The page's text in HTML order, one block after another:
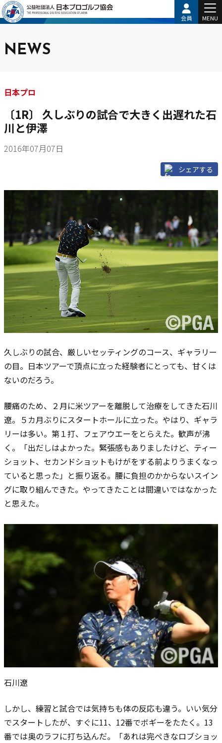
会員 MENU
NEWS
日本プロ
〔1R〕 久しぶりの試合で大きく出遅れた石
川と伊澤
2016年07月07日
シェアする
久しぶりの試合、厳しいセッティングのコース、ギャラリー
の目。日本ツアーで頂点に立った経験者にとっても、甘くは
ないのだろう。
腰痛のため、２月に米ツアーを離脱して治療をしてきた石川
遼。５カ月ぶりにスタートホールに立った。やはり、ギャラ
リーは多い。第１打、フェアウエーをとらえた。歓声が沸
く。「出だしはよかった。緊張感もありましたけど、ティー
ショット、セカンドショットもけがをする前よりうまくなっ
ていると思った」と振り返る。腰に負担のかからないスイン
グに取り組んできた。やってきたことは間違いではなかった
と思えた。
石川遼
しかし、練習と試合では気持ちも体の反応も違う。いい気分
でスタートしたが、すぐに11、12番でボギーをたたく。13
番では奥のラフに打ち込んだ。「あれは完ぺきなロブショッ